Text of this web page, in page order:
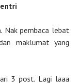
Nak pembaca lebat
maklumat yang
3 post. Lagi laaa